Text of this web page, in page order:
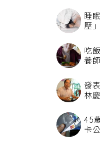
睡
壓
吃
養
發
林
45
卡